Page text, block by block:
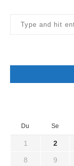
Du Se
1 2
8 9